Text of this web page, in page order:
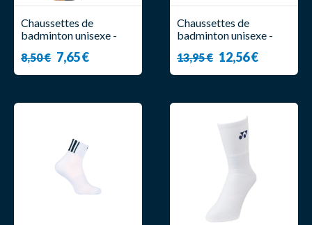
Chaussettes de
badminton unisexe -
8,50 € 7,65 €
Chaussettes de
badminton unisexe -
x2 )
13,95 € 12,56 €